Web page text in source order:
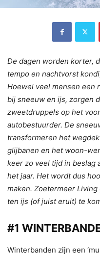
De dagen worden korter,
tempo en nachtvorst
Hoewel veel mensen een
bij sneeuw en ijs, zorgen
zweetdruppels op het
autobestuurder. De
transformeren het
glijbanen en het woon-
keer zo veel tijd in beslag
het jaar. Het wordt dus
maken. Zoetermeer
ten ijs (of juist eruit) te
#1
Winterbanden zijn een